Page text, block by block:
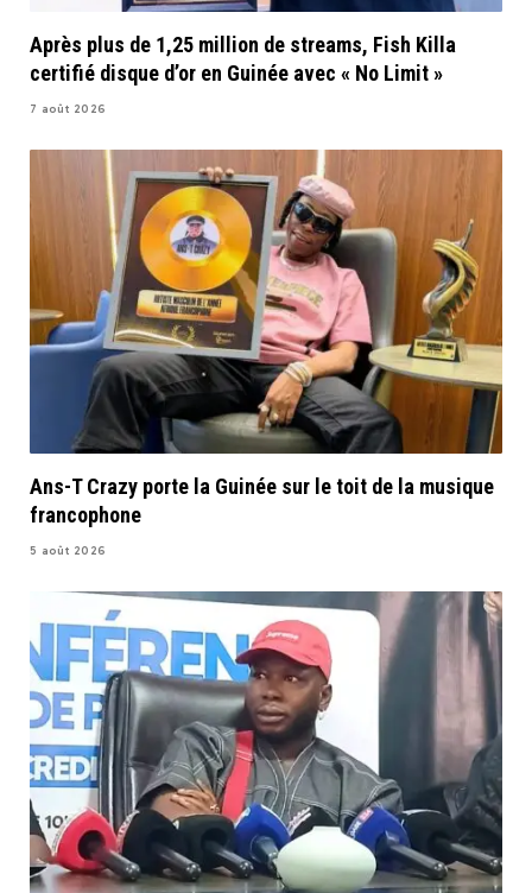
Après plus de 1,25 million de streams, Fish Killa
certifié disque d’or en Guinée avec « No Limit »
7 août 2026
Ans-T Crazy porte la Guinée sur le toit de la musique
francophone
5 août 2026